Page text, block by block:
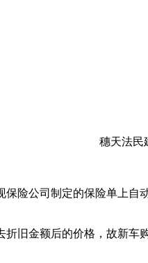
穗天法民
险公司制定的保险单上自
旧金额后的价格，故新车